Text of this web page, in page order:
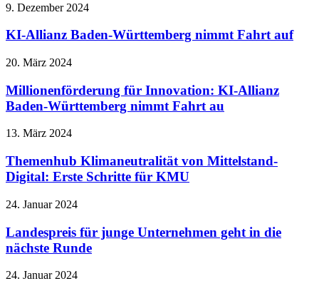
9. Dezember 2024
KI-Allianz Baden-Württemberg nimmt Fahrt auf
20. März 2024
Millionenförderung für Innovation: KI-Allianz
Baden-Württemberg nimmt Fahrt au
13. März 2024
Themenhub Klimaneutralität von Mittelstand-
Digital: Erste Schritte für KMU
24. Januar 2024
Landespreis für junge Unternehmen geht in die
nächste Runde
24. Januar 2024